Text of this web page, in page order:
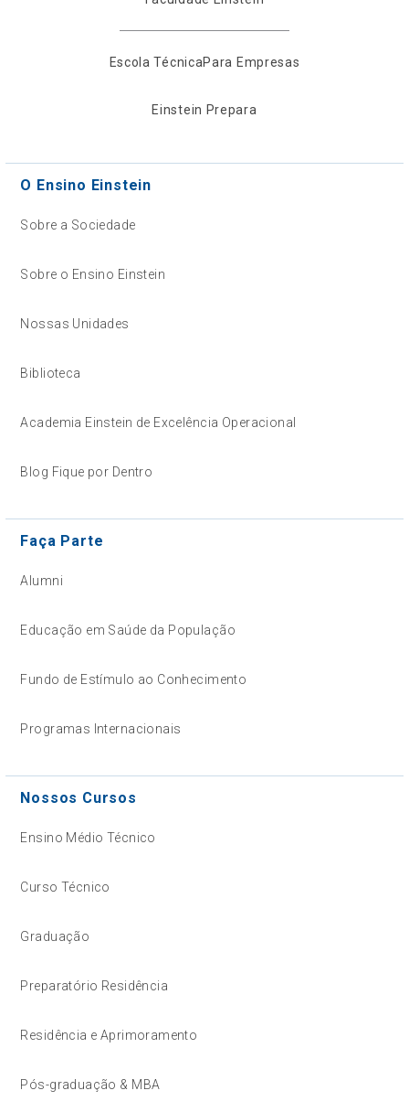
Escola TécnicaPara Empresas
Einstein Prepara
O Ensino Einstein
Sobre a Sociedade
Sobre o Ensino Einstein
Nossas Unidades
Biblioteca
Academia Einstein de Excelência Operacional
Blog Fique por Dentro
Faça Parte
Alumni
Educação em Saúde da População
Fundo de Estímulo ao Conhecimento
Programas Internacionais
Nossos Cursos
Ensino Médio Técnico
Curso Técnico
Graduação
Preparatório Residência
Residência e Aprimoramento
Pós-graduação & MBA